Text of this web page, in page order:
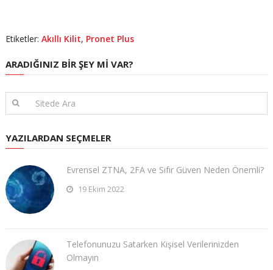
Etiketler: Akıllı Kilit, Pronet Plus
ARADIĞINIZ BIR ŞEY MI VAR?
YAZILARDAN SEÇMELER
Evrensel ZTNA, 2FA ve Sıfır Güven Neden Önemli?
19 Ekim 2022
Telefonunuzu Satarken Kişisel Verilerinizden
Olmayın